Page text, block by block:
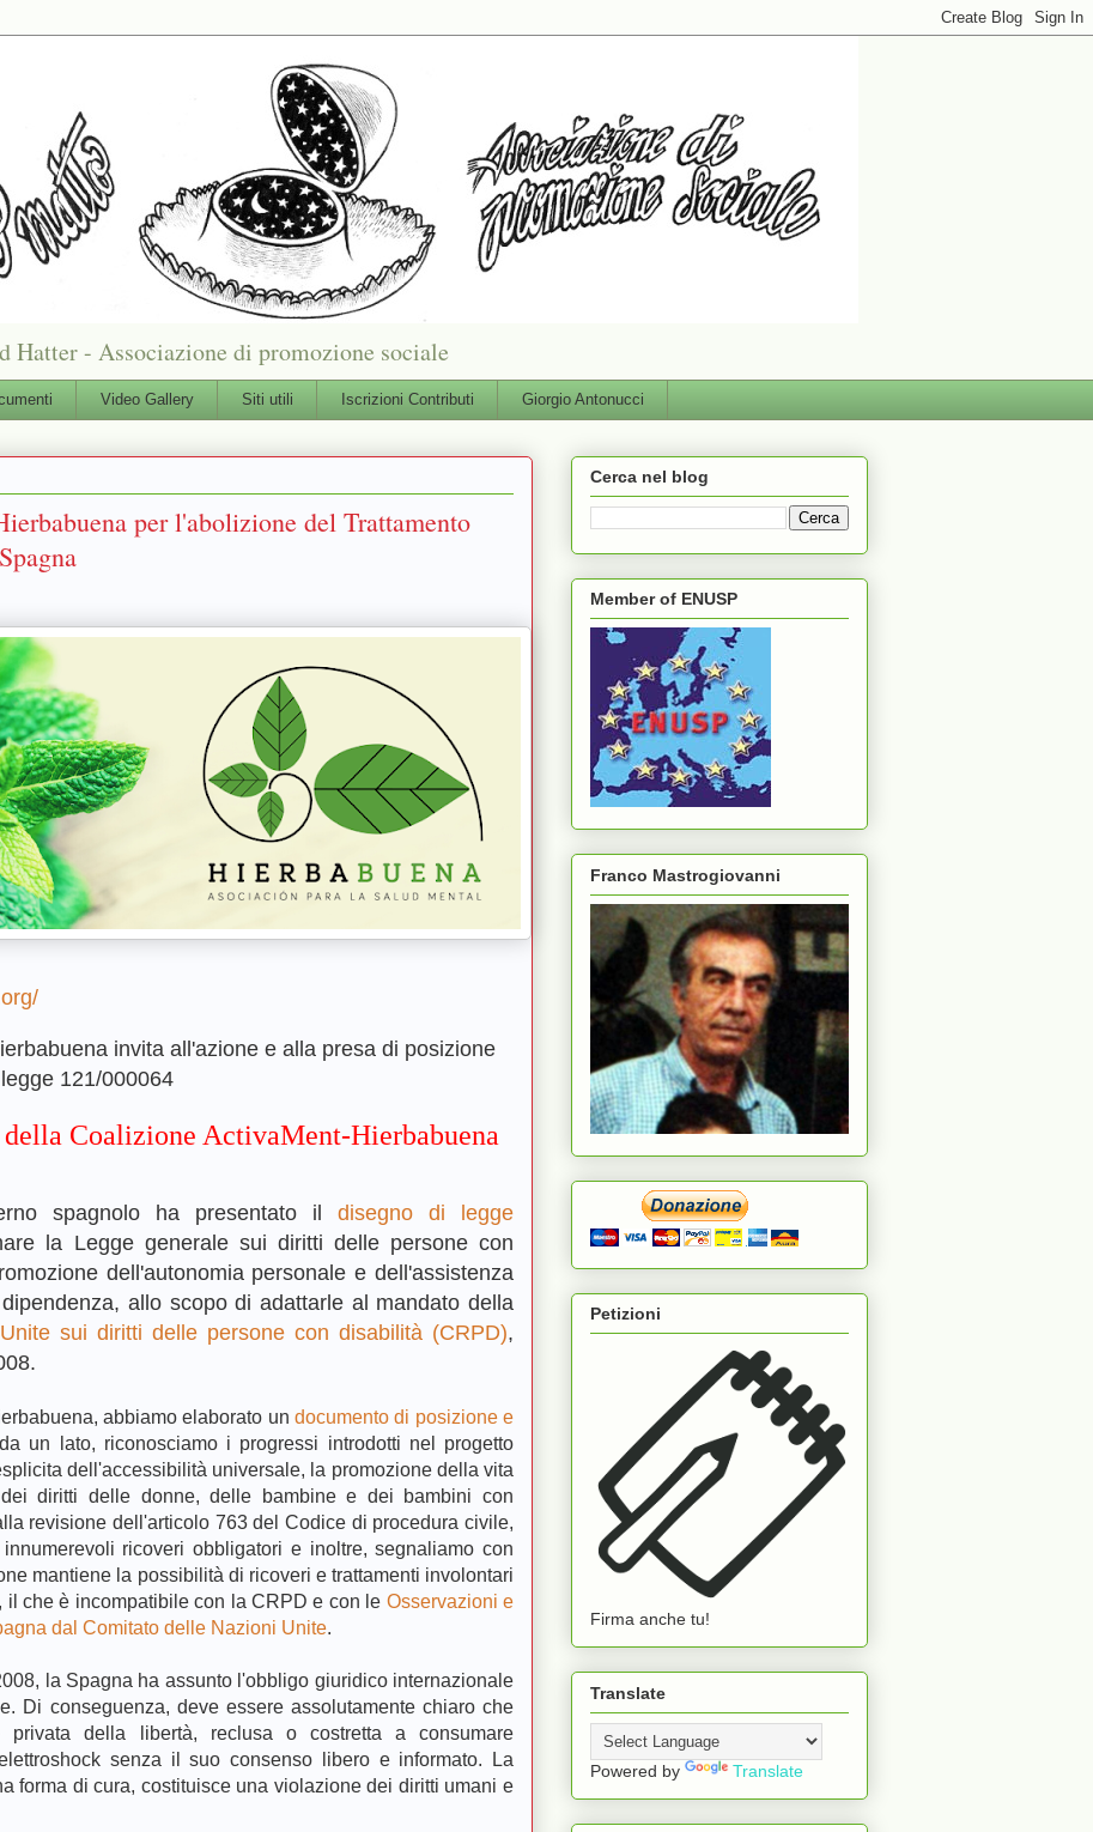
- Associazione di promozione sociale
Video Gallery Siti utili Iscrizioni Contributi Giorgio Antonucci
per l'abolizione del Trattamento
invita all'azione e alla presa di posizione
121/000064
Coalizione ActivaMent-Hierbabuena
spagnolo ha presentato il disegno di legge
la Legge generale sui diritti delle persone con
dell'autonomia personale e dell'assistenza
allo scopo di adattarle al mandato della
sui diritti delle persone con disabilità (CRPD),
abbiamo elaborato un documento di posizione e
un lato, riconosciamo i progressi introdotti nel progetto
dell'accessibilità universale, la promozione della vita
dei diritti delle donne, delle bambine e dei bambini con
revisione dell'articolo 763 del Codice di procedura civile,
ricoveri obbligatori e inoltre, segnaliamo con
mantiene la possibilità di ricoveri e trattamenti involontari
il che è incompatibile con la CRPD e con le Osservazioni e
dal Comitato delle Nazioni Unite.
la Spagna ha assunto l'obbligo giuridico internazionale
Di conseguenza, deve essere assolutamente chiaro che
privata della libertà, reclusa o costretta a consumare
senza il suo consenso libero e informato. La
forma di cura, costituisce una violazione dei diritti umani e
Cerca nel blog
Member of ENUSP
Franco Mastrogiovanni
Petizioni
Firma anche tu!
Translate
Powered by Translate